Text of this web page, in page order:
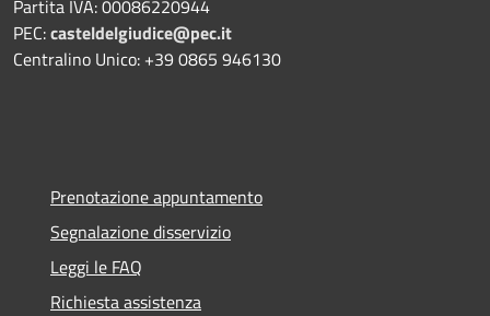
Partita IVA: 00086220944
PEC:casteldelgiudice@pec.it
Centralino Unico: +39 0865 946130
Prenotazione appuntamento
Segnalazione disservizio
Leggi le FAQ
Richiesta assistenza